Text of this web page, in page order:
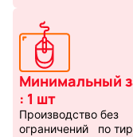
Минимальный
: 1 шт
Производство без
ограничений по